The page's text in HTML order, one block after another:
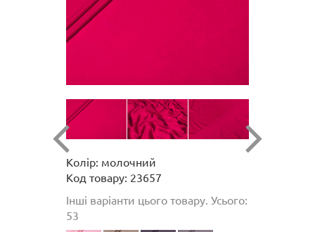
Колір: молочний
Код товару: 23657
Інші варіанти цього товару. Усього:
53